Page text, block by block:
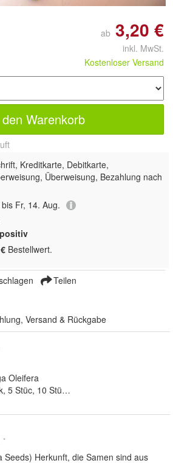
ab 3,20 €
inkl. MwSt.
Kostenloser Versand
Warenkorb
Kreditkarte, Debitkarte,
Überweisung, Bezahlung nach
Fr, 14. Aug.
Bestellwert.
Teilen
Versand & Rückgabe
Oleifera
*
Seeds) Herkunft, die Samen sind aus